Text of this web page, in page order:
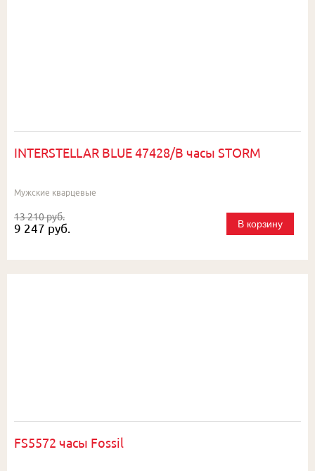
INTERSTELLAR BLUE 47428/B часы STORM
Мужские кварцевые
13 210 руб.
9 247 руб. В корзину
FS5572 часы Fossil